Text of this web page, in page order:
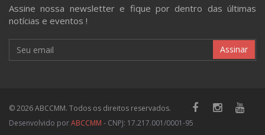
Assine nossa newsletter e fique por dentro das últimas
notícias e eventos !
Assinar
© 2026 ABCCMM. Todos os direitos reservados.
Desenvolvido porABCCMM - CNPJ: 17.217.001/0001-95